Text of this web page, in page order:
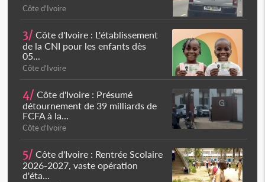
Côte d'Ivoire
3/ Côte d'Ivoire : L'établissement
de la CNI pour les enfants dès
05...
Côte d'Ivoire
4/ Côte d'Ivoire : Présumé
détournement de 39 milliards de
FCFA à la...
Côte d'Ivoire
5/ Côte d'Ivoire : Rentrée Scolaire
2026-2027, vaste opération
d'éta...